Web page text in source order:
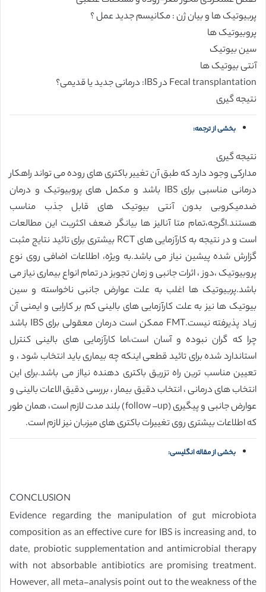
پربیوتیک ها و بیان ژن : مکانیسم جدید عمل ؟
پروبیوتیک ها
سین بیوتیک
آنتی بیوتیک ها
Fecal transplantation در IBS: درمانی جدید یا قدیمی؟
نتیجه گیری
بخشی از ترجمه:
نتیجه گیری
مدارکی وجود دارد که طبق آن تغییر باکتری های روده می تواند راهکار
درمانی مناسبی برای IBS باشد و مکمل های پروبیوتیک و درمان
ضدمیکروبی بدون آنتی بیوتیک های قابل جذب مناسب
هستند.اگرچه،تمام متا آنالیز ها بیانگر ضعف اکثریت این مطالعات
است و در نتیجه به کارآزمایی های RCT بیشتری برای تائید نتایج مثبت
گزارش شده پیشین نیاز می باشد.به ویژه، اطلاعات اضافی روی نوع
پروبیوتیک ،دوز ، اثرات جانبی و زمان تجویز در تمام انواع بیماری نیاز می
باشد.پربیوتیک ها اغلب به علت عوارض جانبی ناخواسته و سین
بیوتیک ها نیز به علت کارآزمایی های بالینی کم بر کارایی و ایمنی آن
زیاد پذیرفته نیست.FMT ممکن است درمان معقولی برای IBS باشد
چرا که گران نبوده و آسان است،اما کارآزمایی های بالینی کنترل
استاندارد شده برای تائید قطعی اینکه چه بیماری باید انتخاب شود ، و
تعیین مناسب ترین راه تزریق باکتری دهنده نیااز می باشد.برای این
انتخاب های درمانی ، انتخاب دقیق بیمار ، بررسی دقیق الاعات بالینی و
عوارض جانبی و پیگیری (follow –up) بلند مدت لازم است، همان طور
که اطلاعات بیشتری روی تغییرات باکتری های میزبان نیز لازم است.
بخشی از مقاله انگلیسی:
CONCLUSION
Evidence regarding the manipulation of gut microbiota
composition as an effective cure for IBS is increasing and, to
date, probiotic supplementation and antimicrobial therapy
with not absorbable antibiotics are promising treatment.
However, all meta-analysis point out to the weakness of the